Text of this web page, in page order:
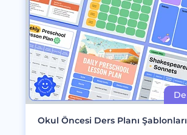
Okul Öncesi Ders Planı Şablonları